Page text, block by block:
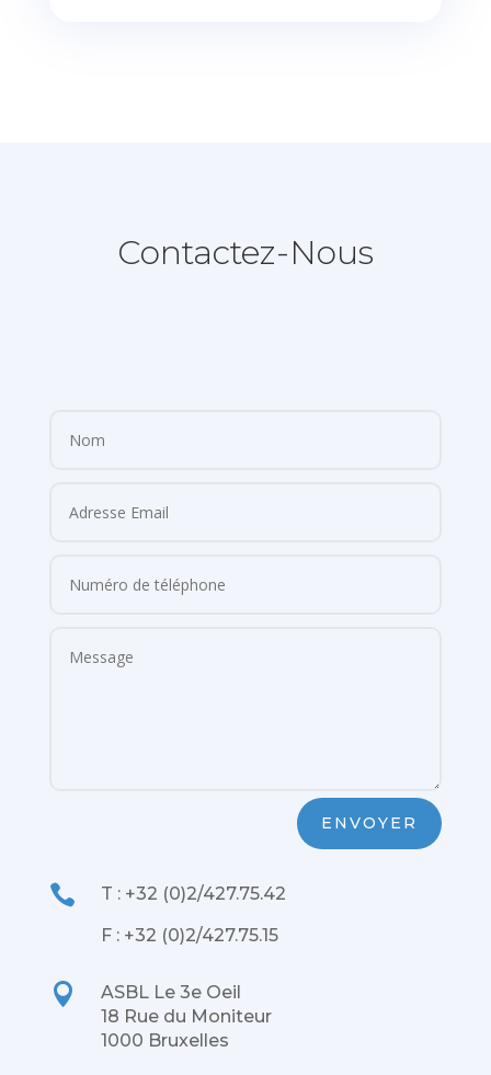
Contactez-Nous
ENVOYER

T : +32 (0)2/427.75.42
F : +32 (0)2/427.75.15

ASBL Le 3e Oeil
18 Rue du Moniteur
1000 Bruxelles